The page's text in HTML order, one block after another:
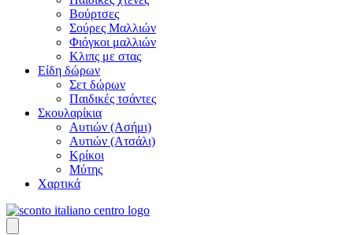
Βούρτσες
Σούρες Μαλλιών
Φιόγκοι μαλλιών
Κλιπς με στας
Είδη δώρων
Σετ δώρων
Παιδικές τσάντες
Σκουλαρίκια
Αυτιών (Ασήμι)
Αυτιών (Ατσάλι)
Κρίκοι
Μύτης
Χαρτικά